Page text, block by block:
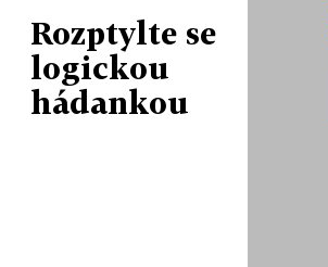
Rozptylte se
logickou
hádankou